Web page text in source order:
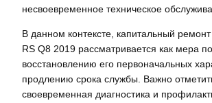
несвоевременное техническое
В данном контексте, капитальный
RS Q8 2019 рассматривается как мера по
восстановлению его первоначальных
продлению срока службы. Важно
своевременная диагностика и